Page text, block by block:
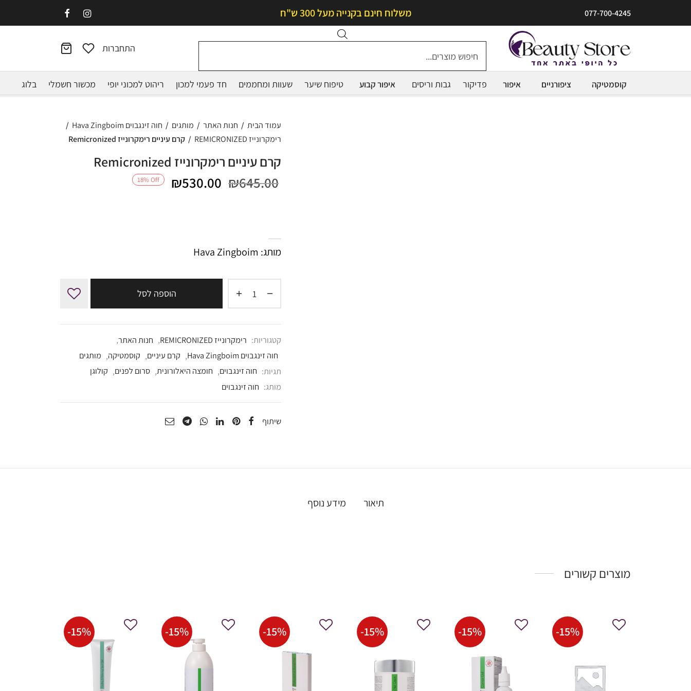
077-700-4245 משלוח חינם בקנייה מעל 300 ש"ח
Products
התחברות
קוסמטיקה ציפורניים איפור פדיקור גבות וריסים איפור קבוע טיפוח שיער שעוות ומחממים חד פעמי למכון ריהוט למכוני יופי מכשור חשמלי בלוג
עמוד הבית / חנות האתר / מותגים / חוה זינגבוים Hava Zingboim
/
רימקרונייז REMICRONIZED
/ קרם עיניים רימקרונייז Remicronized
קרם עיניים רימקרונייז Remicronized
18% Off ₪645.00
המחיר
₪645.00.
₪530.00
המחיר
מותג: Hava Zingboim
הוספה לסל
קטגוריות: רימקרונייז REMICRONIZED , חנות האתר,
חוה זינגבוים Hava Zingboim
, קרם עיניים, קוסמטיקה, מותגים
תגיות: חוה זינגבוים, חומצה היאלורונית, סרום לפנים, קולוגן
מותג: חוה זינגבוים
שיתוף
תיאור מידע נוסף
מוצרים קשורים
-15%
-15%
-15%
-15%
-15%
-15%